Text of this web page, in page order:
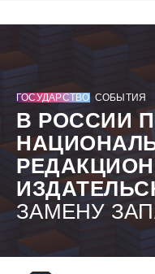
ГОСУДАРСТВО СОБЫТИЯ
В РОССИИ
ЗАМЕНУ